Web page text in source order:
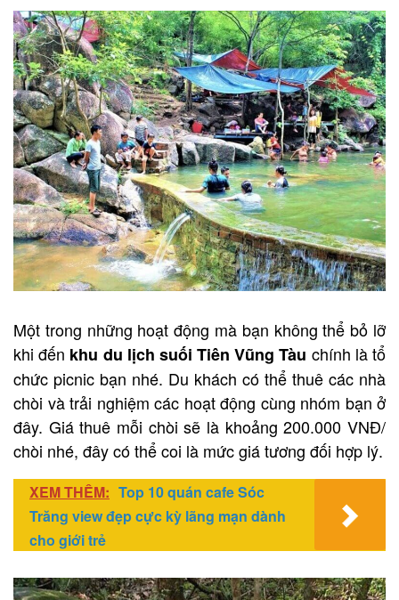
Một trong những hoạt động mà bạn không thể bỏ lỡ
khi đến khu du lịch suối Tiên Vũng Tàu chính là tổ
chức picnic bạn nhé. Du khách có thể thuê các nhà
chòi và trải nghiệm các hoạt động cùng nhóm bạn ở
đây. Giá thuê mỗi chòi sẽ là khoảng 200.000 VNĐ/
chòi nhé, đây có thể coi là mức giá tương đối hợp lý.
XEM THÊM: Top 10 quán cafe Sóc
Trăng view đẹp cực kỳ lãng mạn dành
cho giới trẻ